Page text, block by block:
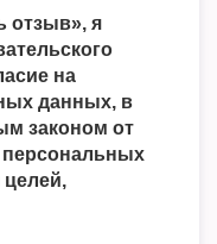
отзыв», я
на
данных, в
законом от